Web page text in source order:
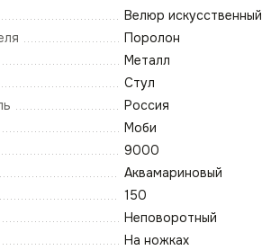
Велюр искусственный
Поролон
Металл
Стул
Россия
Моби
9000
Аквамариновый
150
Неповоротный
На ножках